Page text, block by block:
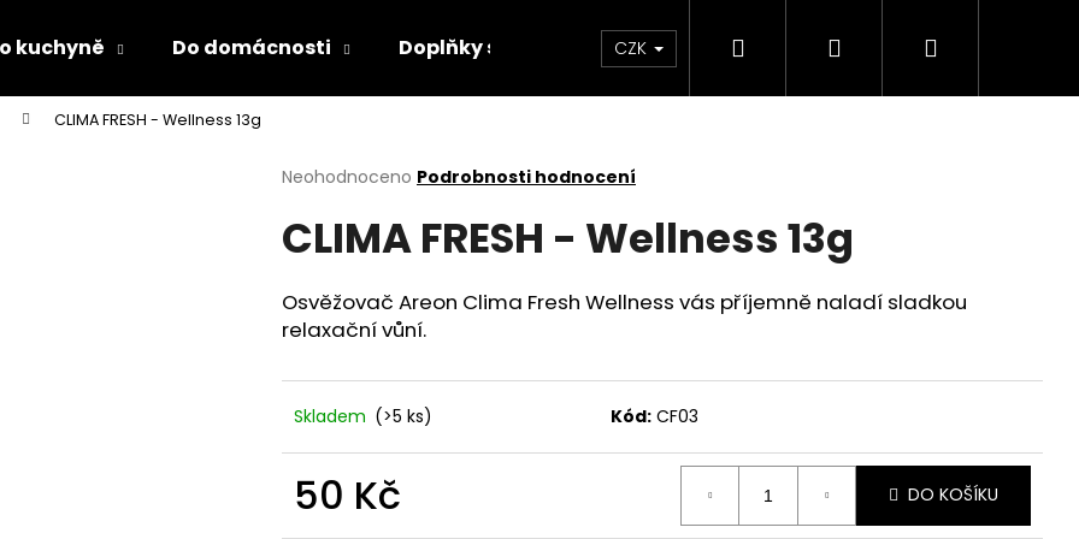
kuchyně Do domácnosti Doplňky s LED světlem Zdraví Výprodej skladových
CZK Hledat PřihlášeníNákupní
CLIMA FRESH - Wellness 13g
Průměrné
produktu
je
z
5
hvězdiček.
Neohodnoceno Podrobnosti hodnocení
CLIMA FRESH - Wellness 13g
Osvěžovač Areon Clima Fresh Wellness vás příjemně naladí sladkou
relaxační vůní.
Skladem (>5 ks) Kód: CF03
50 Kč DO KOŠÍKU
Co potřebujete najít?
HLEDAT
PÁNEVNÍ PROLOŽKY SADA 3 KUSY